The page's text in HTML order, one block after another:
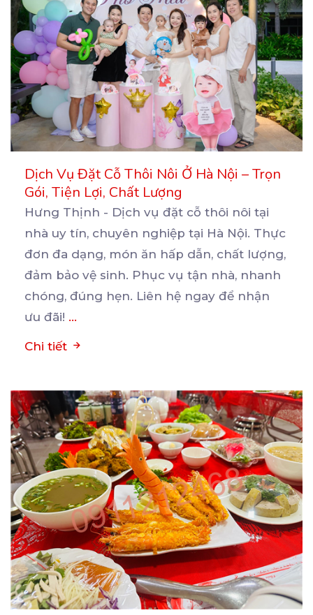
Dịch Vụ Đặt Cỗ Thôi Nôi Ở Hà Nội – Trọn
Gói, Tiện Lợi, Chất Lượng
Hưng Thịnh - Dịch vụ đặt cỗ thôi nôi tại
nhà uy tín, chuyên nghiệp tại Hà Nội. Thực
đơn đa dạng, món ăn hấp dẫn, chất lượng,
đảm bảo vệ sinh. Phục vụ tận nhà, nhanh
chóng, đúng hẹn. Liên hệ ngay để nhận
ưu đãi! ...
Chi tiết